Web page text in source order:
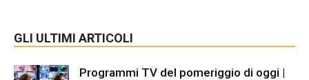
GLI ULTIMI ARTICOLI
Programmi TV del pomeriggio di oggi |